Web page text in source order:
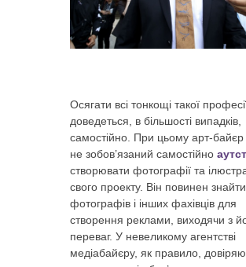
Осягати всі тонкощі такої
доведеться, в більшості випадків,
самостійно. При цьому арт-байєр
не зобов’язаний самостійно
створювати фотографії та
свого проекту. Він повинен знайти
фотографів і інших фахівців для
створення реклами, виходячи з
переваг. У невеликому агентстві
медіабайєру, як правило,